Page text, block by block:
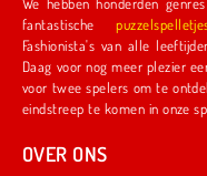
fantastische
Daag voor nog meer plezier een andere speler uit in een van onze spelletjes
voor twee spelers om te
OVER ONS